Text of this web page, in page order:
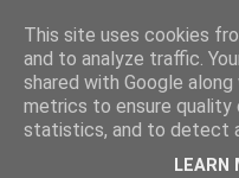
This site uses cookies
and to analyze traffic.
shared with Google
metrics to ensure quality
statistics, and to detect
LEARN